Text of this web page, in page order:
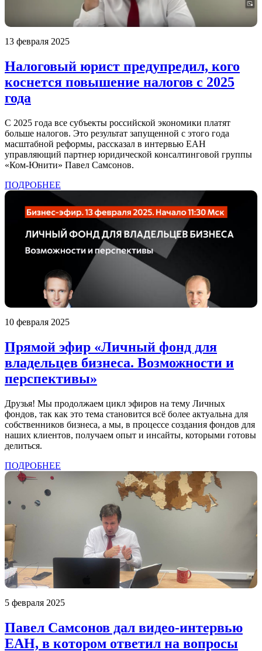
13 февраля 2025
Налоговый юрист предупредил, кого
коснется повышение налогов с 2025
года
С 2025 года все субъекты российской экономики платят
больше налогов. Это результат запущенной с этого года
масштабной реформы, рассказал в интервью ЕАН
управляющий партнер юридической консалтинговой группы
«Ком-Юнити» Павел Самсонов.
ПОДРОБНЕЕ
10 февраля 2025
Прямой эфир «Личный фонд для
владельцев бизнеса. Возможности и
перспективы»
Друзья! Мы продолжаем цикл эфиров на тему Личных
фондов, так как это тема становится всё более актуальна для
собственников бизнеса, а мы, в процессе создания фондов для
наших клиентов, получаем опыт и инсайты, которыми готовы
делиться.
ПОДРОБНЕЕ
5 февраля 2025
Павел Самсонов дал видео-интервью
ЕАН, в котором ответил на вопросы